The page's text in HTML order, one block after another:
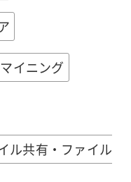
イニング
ル共有・ファイル